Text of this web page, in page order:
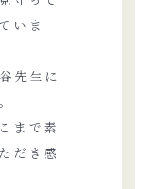
いま
先生に
まで素
だき感